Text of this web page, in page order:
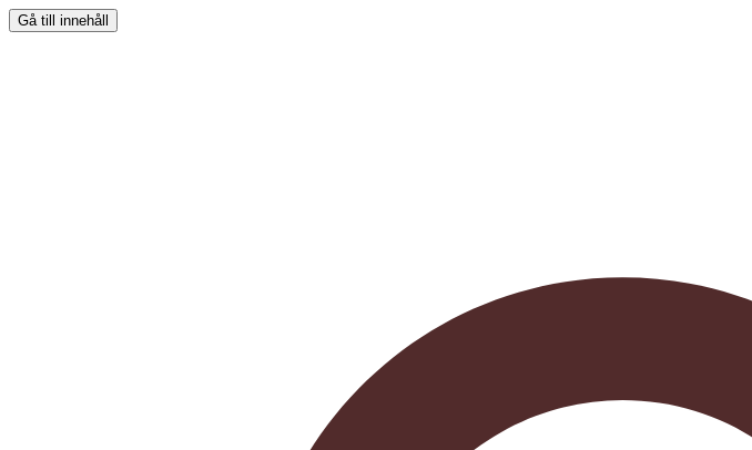
Gå till innehåll